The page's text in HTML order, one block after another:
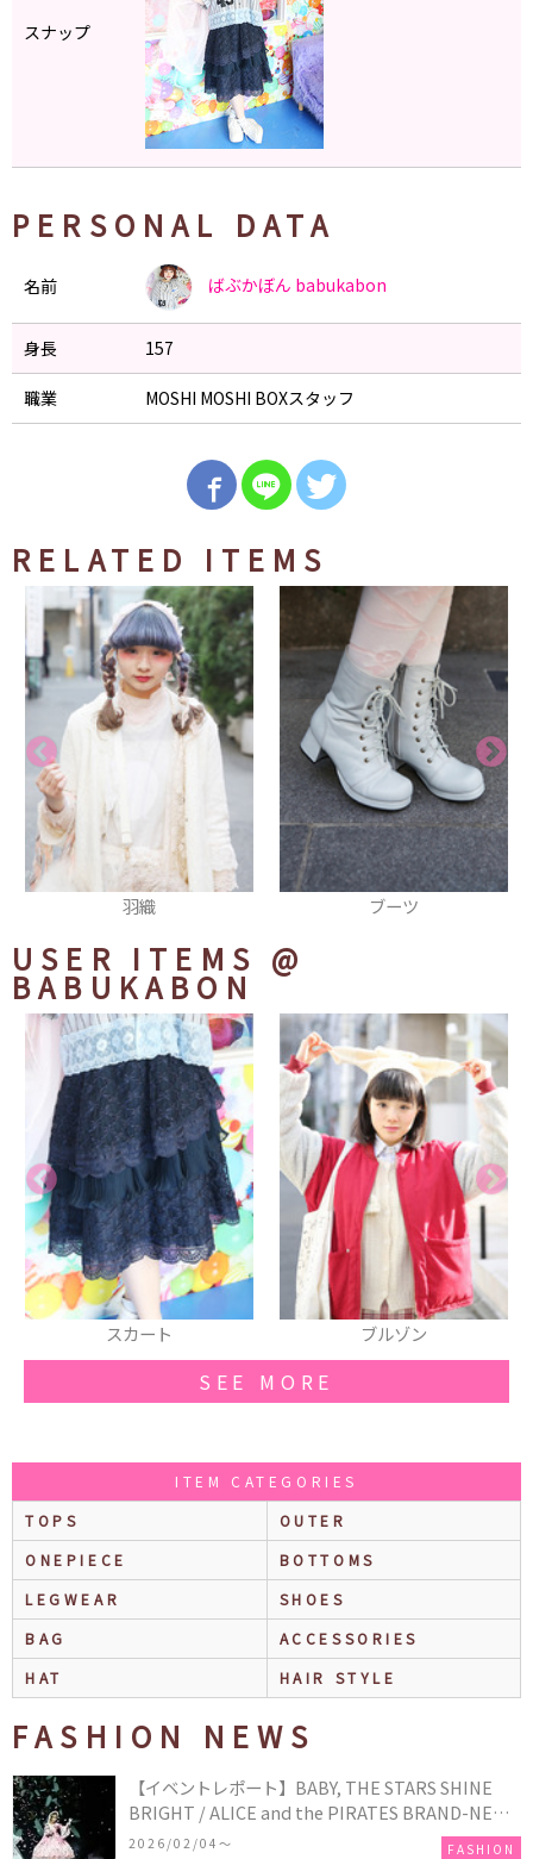
スナップ
PERSONAL DATA
名前 ばぶかぼん babukabon
身長 157
職業 MOSHI MOSHI BOXスタッフ
RELATED ITEMS
にゃっとターバン
USER ITEMS @
BABUKABON
SEE MORE
ITEM CATEGORIES
TOPS
OUTER
ONEPIECE
BOTTOMS
LEGWEAR
SHOES
BAG
ACCESSORIES
HAT
HAIR STYLE
FASHION NEWS
【イベントレポート】BABY, THE STARS SHINE
BRIGHT / ALICE and the PIRATES BRAND-NEW
COLLECTION in TOKYO
2026/02/04〜 FASHION